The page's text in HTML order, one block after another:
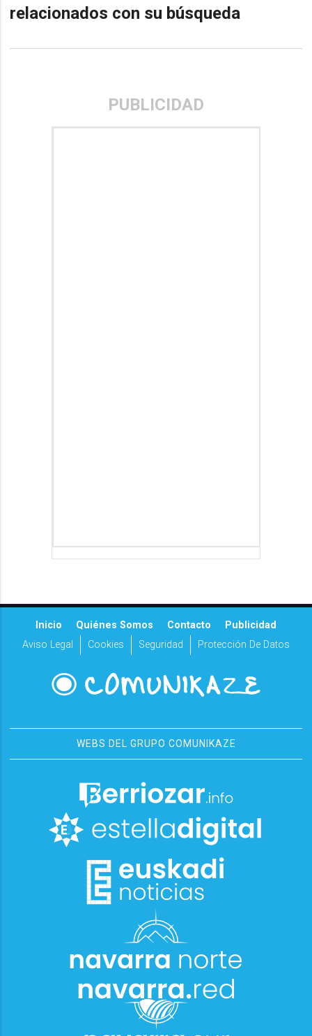
relacionados con su búsqueda
PUBLICIDAD
Inicio Quiénes Somos Contacto
Publicidad
Aviso Legal
Cookies Seguridad Protección De Datos
WEBS DEL GRUPO COMUNIKAZE